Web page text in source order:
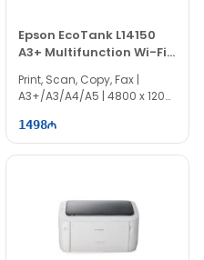
Epson EcoTank L14150
A3+ Multifunction Wi-Fi
Print, Scan, Copy, Fax |
A3+/A3/A4/A5 | 4800 x 1200
1498